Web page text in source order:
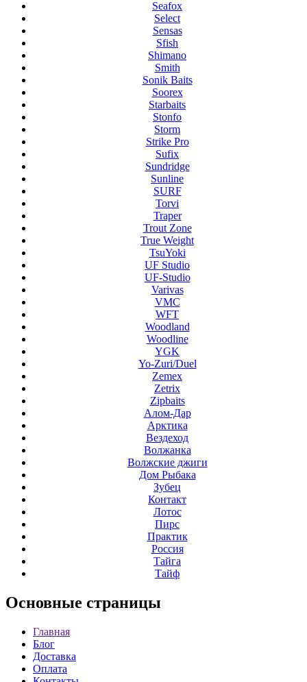
Seafox
Select
Sensas
Sfish
Shimano
Smith
Sonik Baits
Soorex
Starbaits
Stonfo
Storm
Strike Pro
Sufix
Sundridge
Sunline
SURF
Torvi
Traper
Trout Zone
True Weight
TsuYoki
UF Studio
UF-Studio
Varivas
VMC
WFT
Woodland
Woodline
YGK
Yo-Zuri/Duel
Zemex
Zetrix
Zipbaits
Алом-Дар
Арктика
Вездеход
Волжанка
Волжские джиги
Дом Рыбака
Зубец
Контакт
Лотос
Пирс
Практик
Россия
Тайга
Тайф
Основные страницы
Главная
Блог
Доставка
Оплата